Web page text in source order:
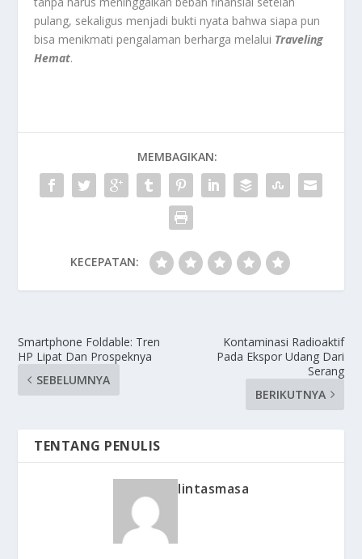
pulang, sekaligus menjadi bukti nyata bahwa siapa pun
bisa menikmati pengalaman berharga melalui Traveling
Hemat.
MEMBAGIKAN:
KECEPATAN:
Smartphone Foldable: Tren
HP Lipat Dan Prospeknya
SEBELUMNYA
Kontaminasi Radioaktif
Pada Ekspor Udang Dari
Serang
BERIKUTNYA
TENTANG PENULIS
lintasmasa